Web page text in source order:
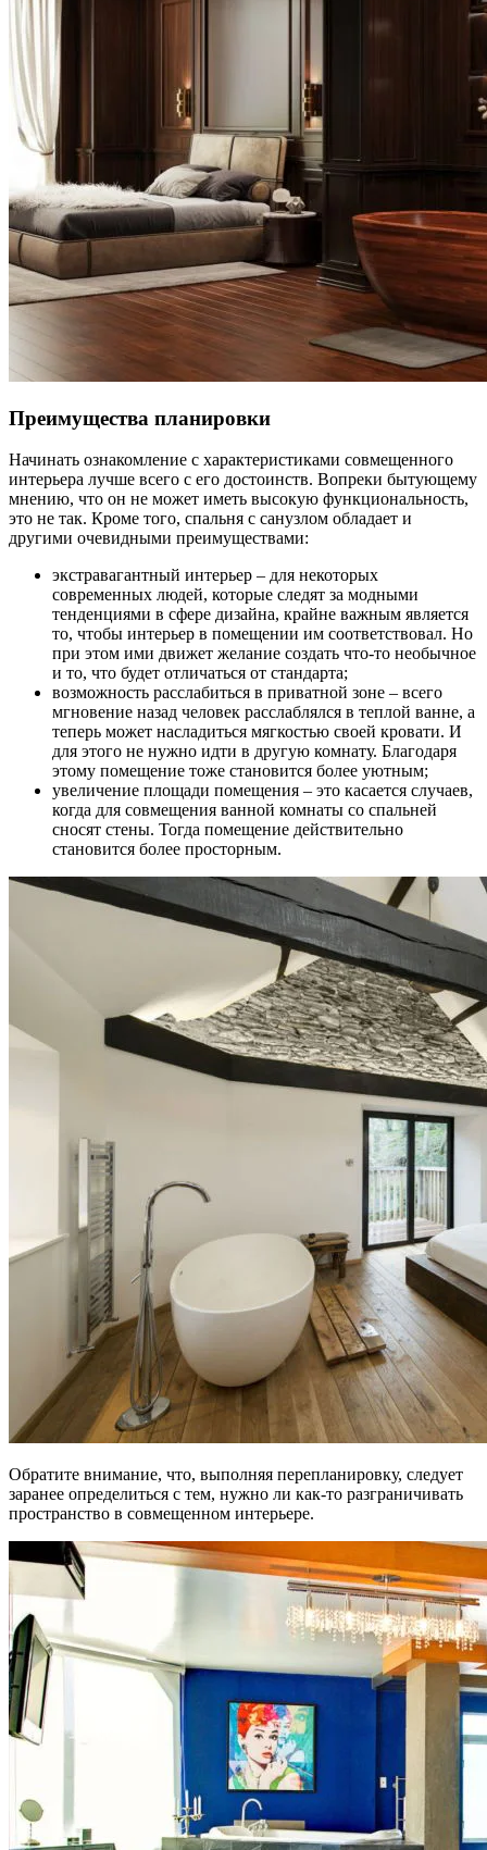
Преимущества планировки
Начинать ознакомление с характеристиками совмещенного
интерьера лучше всего с его достоинств. Вопреки бытующему
мнению, что он не может иметь высокую функциональность,
это не так. Кроме того, спальня с санузлом обладает и
другими очевидными преимуществами:
экстравагантный интерьер – для некоторых
современных людей, которые следят за модными
тенденциями в сфере дизайна, крайне важным является
то, чтобы интерьер в помещении им соответствовал. Но
при этом ими движет желание создать что-то необычное
и то, что будет отличаться от стандарта;
возможность расслабиться в приватной зоне – всего
мгновение назад человек расслаблялся в теплой ванне, а
теперь может насладиться мягкостью своей кровати. И
для этого не нужно идти в другую комнату. Благодаря
этому помещение тоже становится более уютным;
увеличение площади помещения – это касается случаев,
когда для совмещения ванной комнаты со спальней
сносят стены. Тогда помещение действительно
становится более просторным.
Обратите внимание, что, выполняя перепланировку, следует
заранее определиться с тем, нужно ли как-то разграничивать
пространство в совмещенном интерьере.